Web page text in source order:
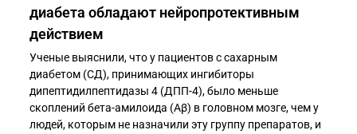
диабета обладают нейропротективным
действием
Ученые выяснили, что у пациентов с сахарным
диабетом (СД), принимающих ингибиторы
дипептидилпептидазы 4 (ДПП-4), было меньше
скоплений бета-амилоида (Aβ) в головном мозге, чем у
людей, которым не назначили эту группу препаратов, и